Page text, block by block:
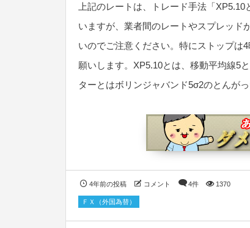
上記のレートは、トレード手法「
いますが、業者間のレートやスプレッド
いのでご注意ください。特にストップは
願いします。XP5.10とは、移動平均線5
ターとはボリンジャバンド5σ2のとんが
4年前の投稿 コメント 4件 1370
ＦＸ（外国為替）